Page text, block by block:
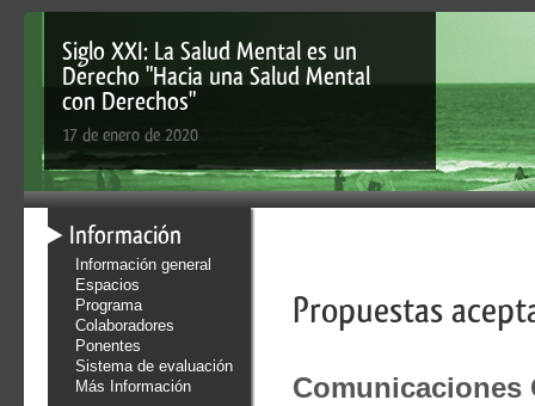
Siglo XXI: La Salud Mental es un
Derecho "Hacia una Salud Mental
con Derechos"
17 de enero de 2020
Información
Información general
Espacios
Programa
Colaboradores
Ponentes
Sistema de evaluación
Más Información
Propuestas
Comunicaciones